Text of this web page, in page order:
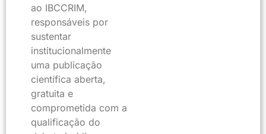
ao IBCCRIM,
responsáveis por
sustentar
institucionalmente
uma publicação
científica aberta,
gratuita e
comprometida com a
qualificação do